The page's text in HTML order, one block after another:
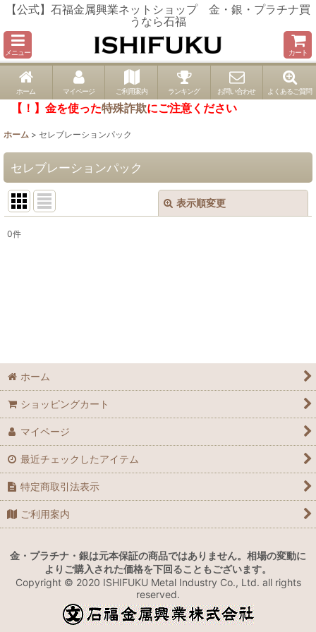
【公式】石福金属興業ネットショップ 金・銀・プラチナ買
うなら石福
メニュー カート
ホーム マイページ ご利用案内 ランキング お問い合わせ よくあるご質問
【！】金を使った特殊詐欺にご注意ください
ホーム > セレブレーションパック
セレブレーションパック
表示順変更
0件
ホーム
ショッピングカート
マイページ
最近チェックしたアイテム
特定商取引法表示
ご利用案内
金・プラチナ・銀は元本保証の商品ではありません。相場の変動に
よりご購入された価格を下回ることもございます。
Copyright © 2020 ISHIFUKU Metal Industry Co., Ltd. all rights
reserved.